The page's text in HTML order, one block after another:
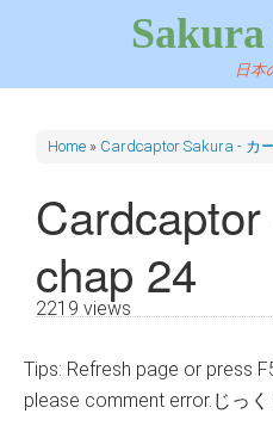
日本
Home » Cardcaptor Sakura - カ
chap 24
2219 views
Tips: Refresh page or press
please comment error.じっく